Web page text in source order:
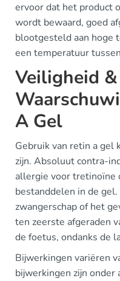
ervoor dat het product
wordt bewaard, goed
blootgesteld aan hoge
een temperatuur
Veiligheid &
A Gel
Gebruik van retin a gel
zijn. Absoluut contra-
allergie voor tretinoïne
bestanddelen in de
zwangerschap of het
ten zeerste afgeraden
de foetus, ondanks de
Bijwerkingen variëren
bijwerkingen zijn onder